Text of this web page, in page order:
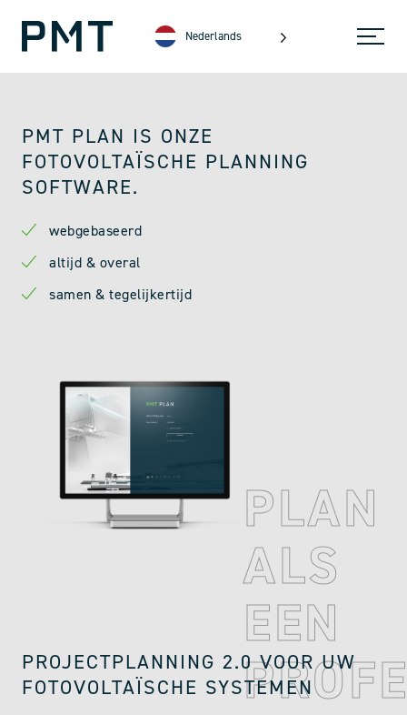
Nederlands
PMT PLAN IS ONZE
FOTOVOLTAÏSCHE PLANNING
SOFTWARE.
webgebaseerd
altijd & overal
samen & tegelijkertijd
PLAN
ALS
EEN
PROJECTPLANNING 2.0 VOOR UW
FOTOVOLTAÏSCHE SYSTEMEN